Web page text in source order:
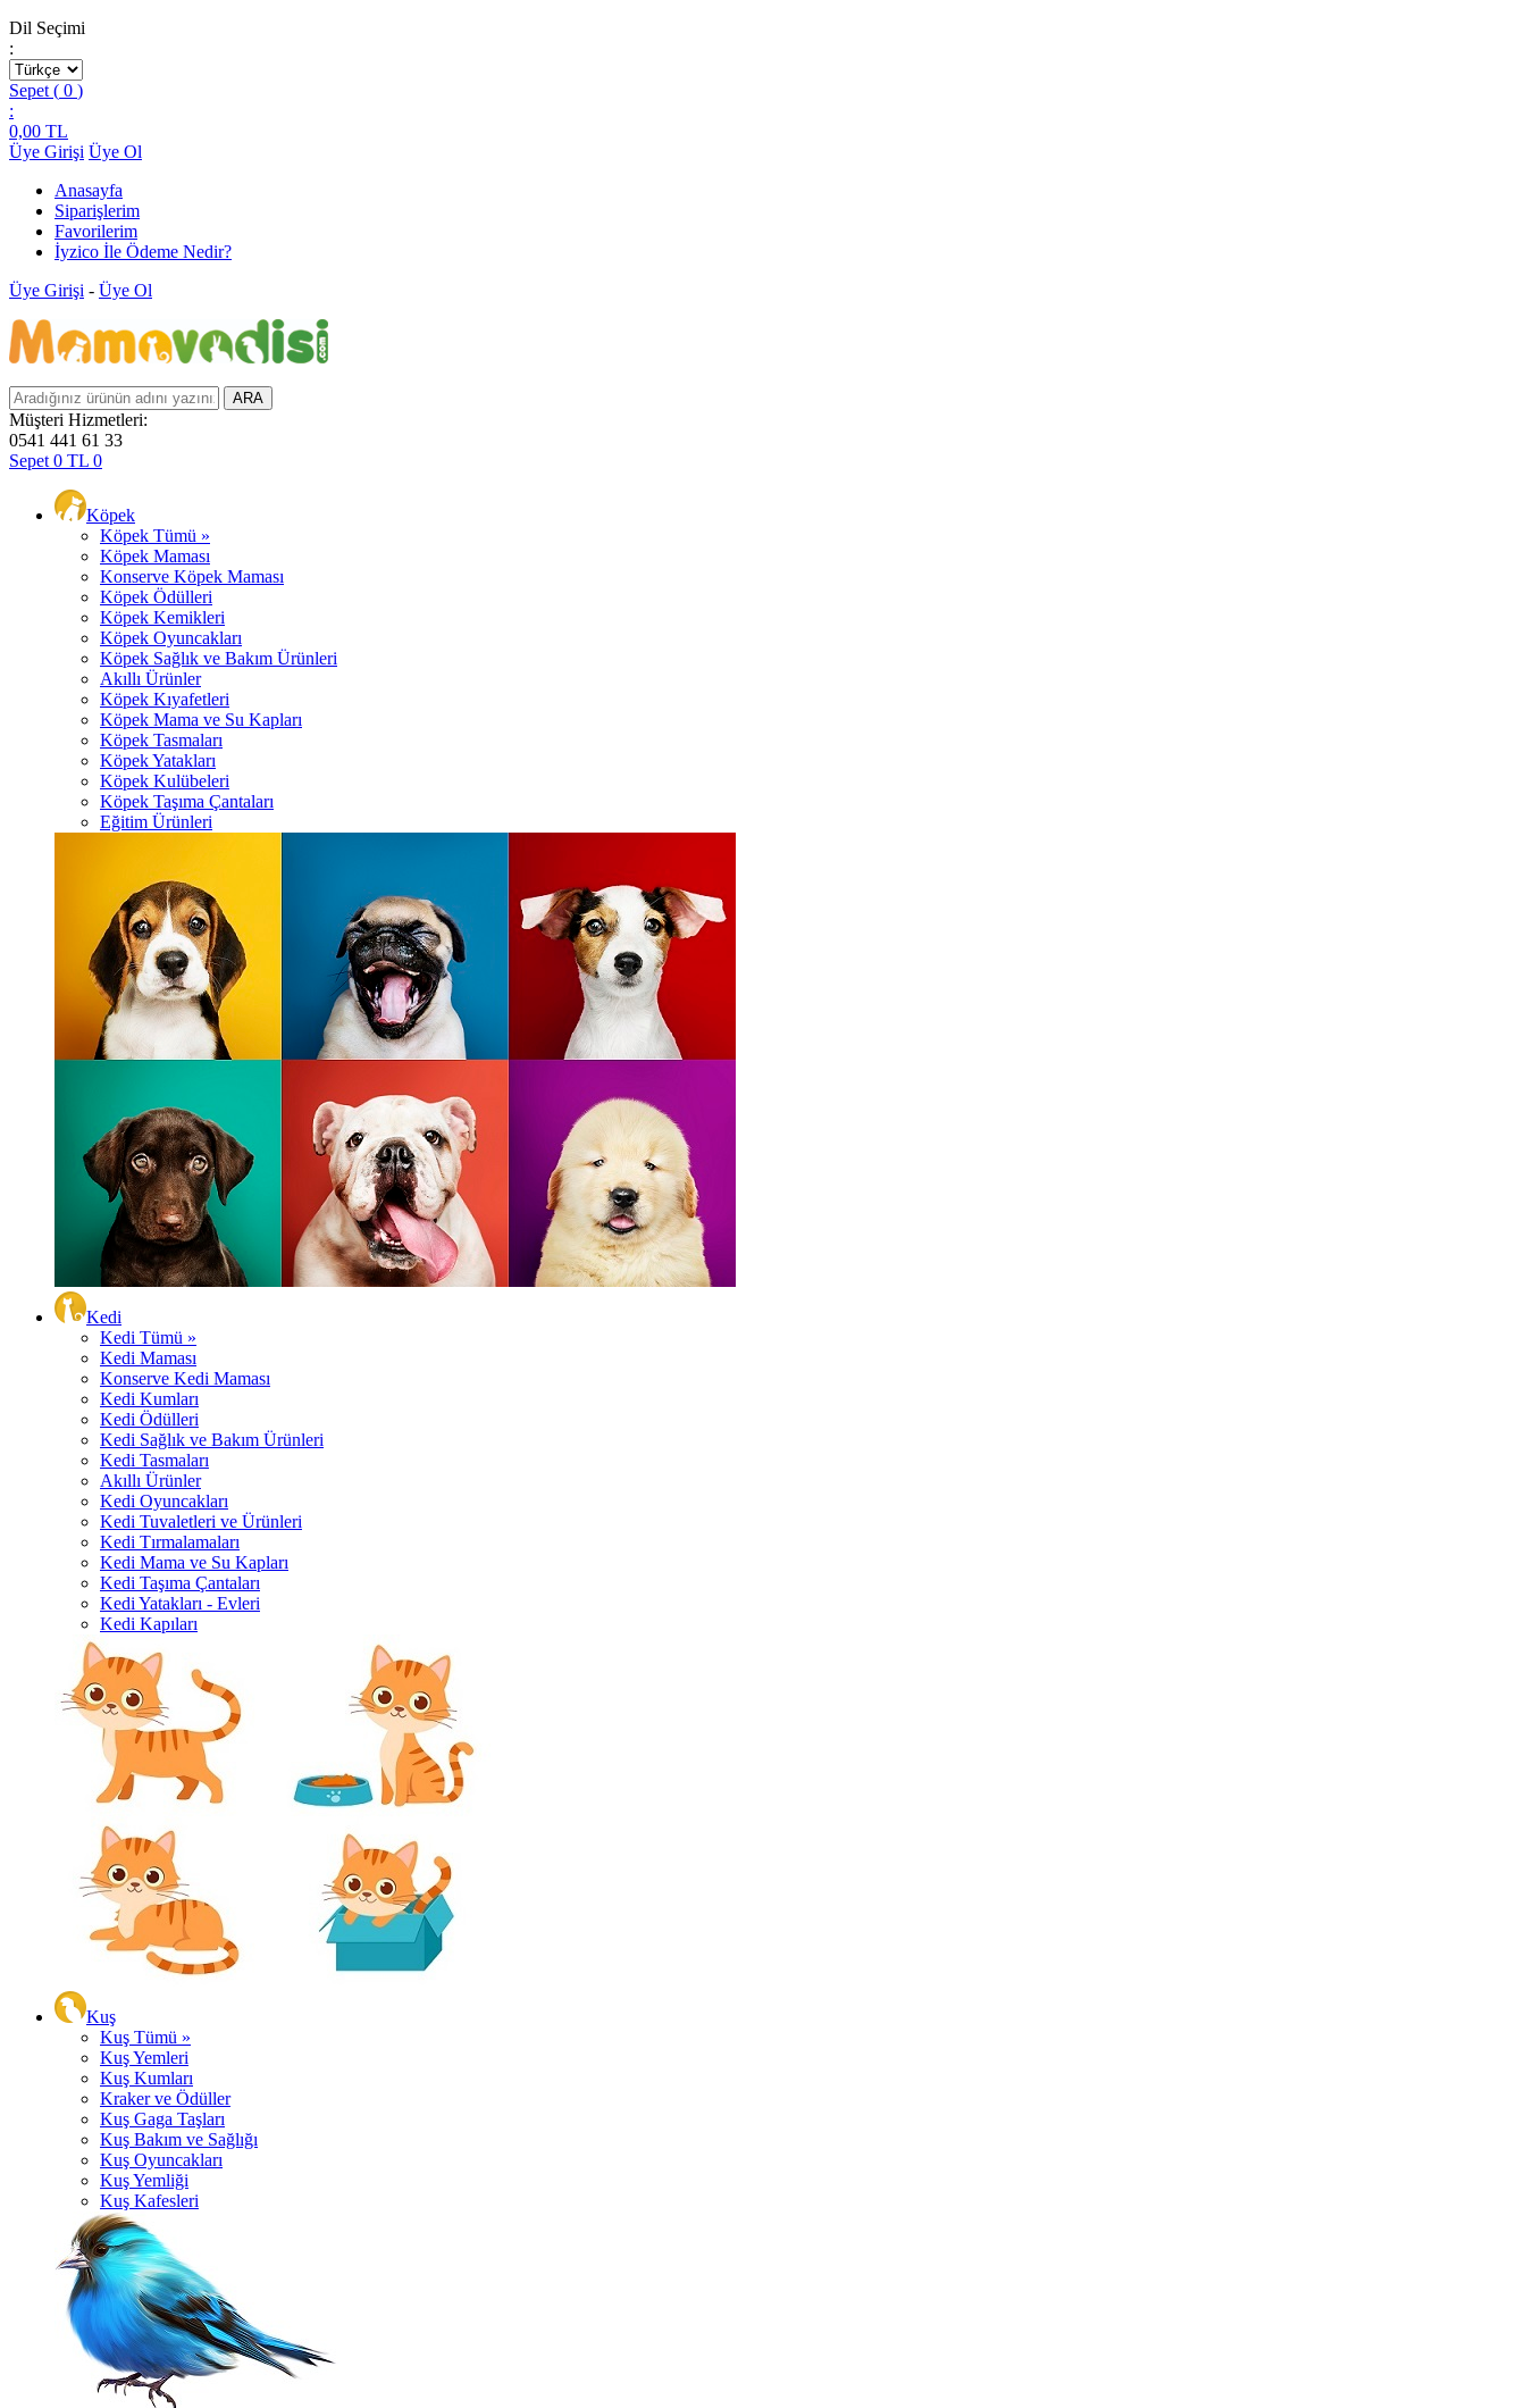
Dil Seçimi
:
Sepet ( 0 )
:
0,00 TL
Üye Girişi Üye Ol
Anasayfa
Siparişlerim
Favorilerim
İyzico İle Ödeme Nedir?
Üye Girişi - Üye Ol
Müşteri Hizmetleri:
0541 441 61 33
Sepet 0 TL 0
Köpek
Köpek Tümü »
Köpek Maması
Konserve Köpek Maması
Köpek Ödülleri
Köpek Kemikleri
Köpek Oyuncakları
Köpek Sağlık ve Bakım Ürünleri
Akıllı Ürünler
Köpek Kıyafetleri
Köpek Mama ve Su Kapları
Köpek Tasmaları
Köpek Yatakları
Köpek Kulübeleri
Köpek Taşıma Çantaları
Eğitim Ürünleri
Kedi
Kedi Tümü »
Kedi Maması
Konserve Kedi Maması
Kedi Kumları
Kedi Ödülleri
Kedi Sağlık ve Bakım Ürünleri
Kedi Tasmaları
Akıllı Ürünler
Kedi Oyuncakları
Kedi Tuvaletleri ve Ürünleri
Kedi Tırmalamaları
Kedi Mama ve Su Kapları
Kedi Taşıma Çantaları
Kedi Yatakları - Evleri
Kedi Kapıları
Kuş
Kuş Tümü »
Kuş Yemleri
Kuş Kumları
Kraker ve Ödüller
Kuş Gaga Taşları
Kuş Bakım ve Sağlığı
Kuş Oyuncakları
Kuş Yemliği
Kuş Kafesleri